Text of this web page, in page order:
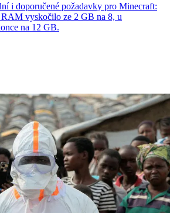
i doporučené požadavky pro Minecraft:
vyskočilo ze 2 GB na 8, u
na 12 GB.